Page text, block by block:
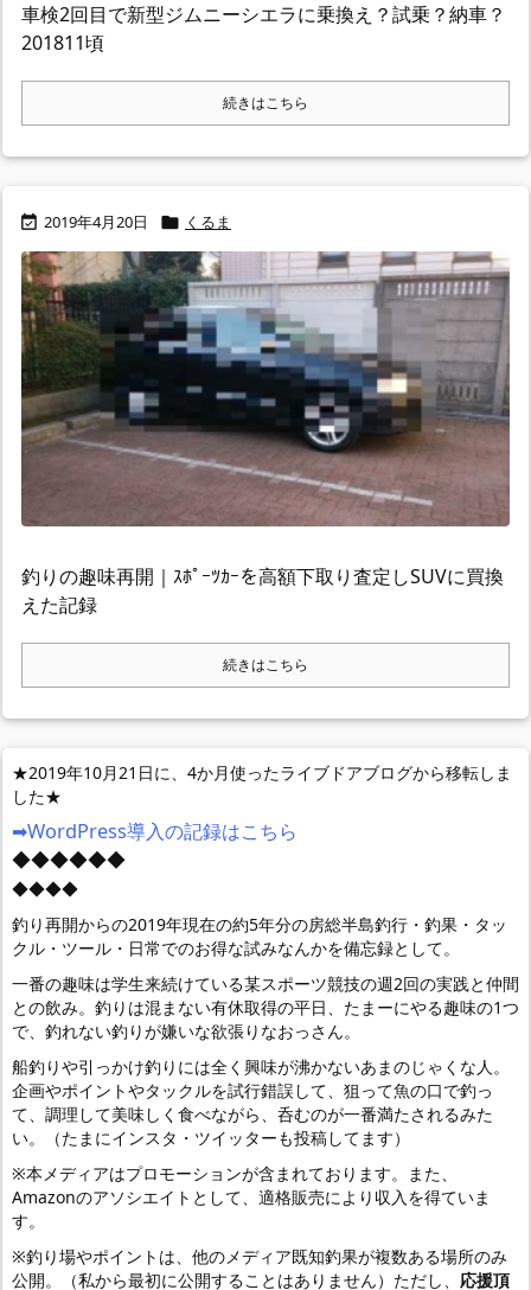
車検2回目で新型ジムニーシエラに乗換え？試乗？納車？
201811頃
続きはこちら
 2019年4月20日  くるま
釣りの趣味再開｜ｽﾎﾟｰﾂｶｰを高額下取り査定しSUVに買換
えた記録
続きはこちら
★2019年10月21日に、4か月使ったライブドアブログから移転しま
した★
➡WordPress導入の記録はこちら
◆◆◆◆◆◆
◆◆◆◆
釣り再開からの2019年現在の約5年分の房総半島釣行・釣果・タッ
クル・ツール・日常でのお得な試みなんかを備忘録として。
一番の趣味は学生来続けている某スポーツ競技の週2回の実践と仲間
との飲み。釣りは混まない有休取得の平日、たまーにやる趣味の1つ
で、釣れない釣りが嫌いな欲張りなおっさん。
船釣りや引っかけ釣りには全く興味が沸かないあまのじゃくな人。
企画やポイントやタックルを試行錯誤して、狙って魚の口で釣っ
て、調理して美味しく食べながら、呑むのが一番満たされるみた
い。（たまにインスタ・ツイッターも投稿してます）
※本メディアはプロモーションが含まれております。また、
Amazonのアソシエイトとして、適格販売により収入を得ていま
す。
※釣り場やポイントは、他のメディア既知釣果が複数ある場所のみ
公開。（私から最初に公開することはありません）ただし、 応援頂